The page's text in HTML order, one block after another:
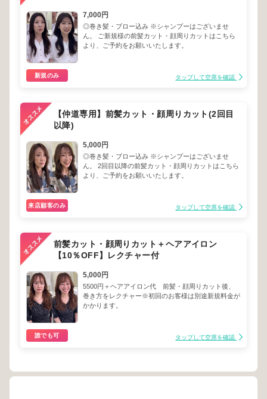
7,000円
◎巻き髪・ブロー込み ※シャンプーはございませ
ん。 ご新規様の前髪カット・顔周りカットはこちら
より、ご予約をお願いいたします。
新規のみ タップして空席を確認
【仲道専用】前髪カット・顔周りカット(2回目
以降)
5,000円
◎巻き髪・ブロー込み ※シャンプーはございませ
ん。 2回目以降の前髪カット・顔周りカットはこちら
より、ご予約をお願いいたします。
来店顧客のみ タップして空席を確認
前髪カット・顔周りカット＋ヘアアイロン
【10％OFF】レクチャー付
5,000円
5500円＋ヘアアイロン代 前髪・顔周りカット後、
巻き方をレクチャー※初回のお客様は別途新規料金が
かかります。
誰でも可 タップして空席を確認